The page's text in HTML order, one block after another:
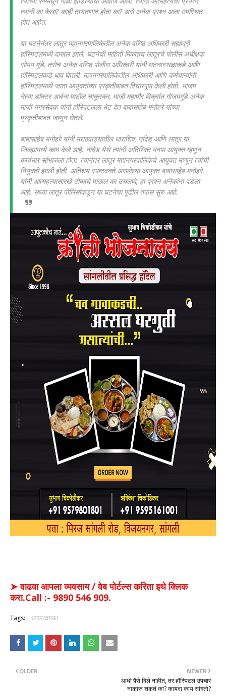
त्यांनी का केला? काही ताणतणाव होता का? असे अनेक प्रश्न आता उपस्थित
होत आहेत.
या घटनेनंतर लातूर महानगरपालिकेतील अनेक वरिष्ठ अधिकारी सह्याद्री
हॉस्पिटलमध्ये दाखल झाले. घटनेची माहिती मिळताच लातूरचे पोलीस अधीक्षक
सोमय मुंडे, तसेच अनेक वरिष्ठ पोलीस अधिकारी यांनी घटनास्थळाकडे आणि
हॉस्पिटलकडे धाव घेतली. महानगरपालिकेतील अधिकारी आणि कर्मचाऱ्यांनी
हॉस्पिटलमध्ये जाता आयुक्तांच्या प्रकृतीबाबत विचारपूस केली होती. भाजप
नेत्या डॉक्टर अर्चना पाटील चाकूरकर, माजी महापौर विक्रांत गोजमगुंडे अनेक
माजी नगरसेवक यांनी हॉस्पिटलला भेट देत बाबासाहेब मनोहरे यांच्या
प्रकृतीबाबत जाणून घेतले.
बाबासाहेब मनोहरे यांनी मराठवाड्यातील धाराशिव, नांदेड आणि लातूर या
जिल्ह्यांमध्ये काम केले आहे. नांदेड येथे त्यांनी अतिरिक्त मनपा आयुक्त म्हणून
कार्यभार सांभाळला होता. त्यानंतर लातूर महानगरपालिकेचे आयुक्त म्हणून त्यांची
नियुक्ती झाली होती. अतिशय स्पष्टवक्ते असलेल्या आयुक्त बाबासाहेब मनोहरे
यांनी आत्महत्यासारखे टोकाचे पाऊल का उचलावे, हा प्रश्न अनेकांना पडला
आहे. सध्या लातूर पोलिसांकडून या घटनेचा पुढील तपास सुरु आहे.
➤ वाढवा आपला व्यवसाय / वेब पोर्टल्स करिता इथे क्लिक
करा.Call :- 9890 546 909.
Tags: धक्कादायक!
NEWER
आधी पैसे दिले नाहीत, तर हॉस्पिटल उपचार
नाकारू शकतं का? कायदा काय सांगतो?
OLDER